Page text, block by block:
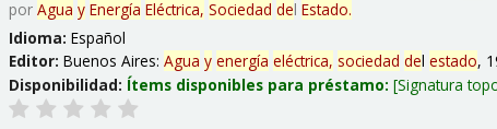
porAgua y Energía Eléctrica, Sociedad delEstado.
Idioma:Español
Editor:Buenos Aires:Agua y energía eléctrica, sociedad delestado,
Disponibilidad: Ítems disponibles para préstamo: Signatura